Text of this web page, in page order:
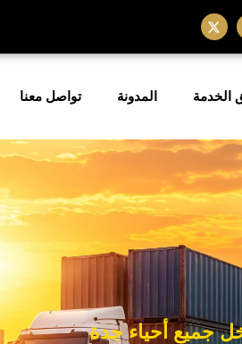
الخدمة المدونة تواصل معنا
جميع أحياء جدة